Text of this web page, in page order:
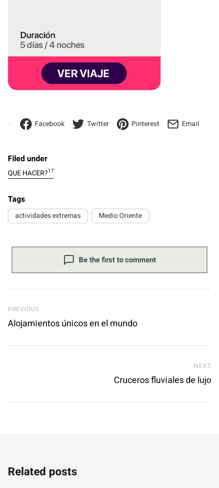
Facebook Twitter Pinterest Email
Filed under
QUE HACER?17
Tags
actividades extremas Medio Oriente
Be the first to comment
Previous Post
PREVIOUS
Alojamientos únicos en el mundo
NEXT
Cruceros fluviales de lujo
Related posts